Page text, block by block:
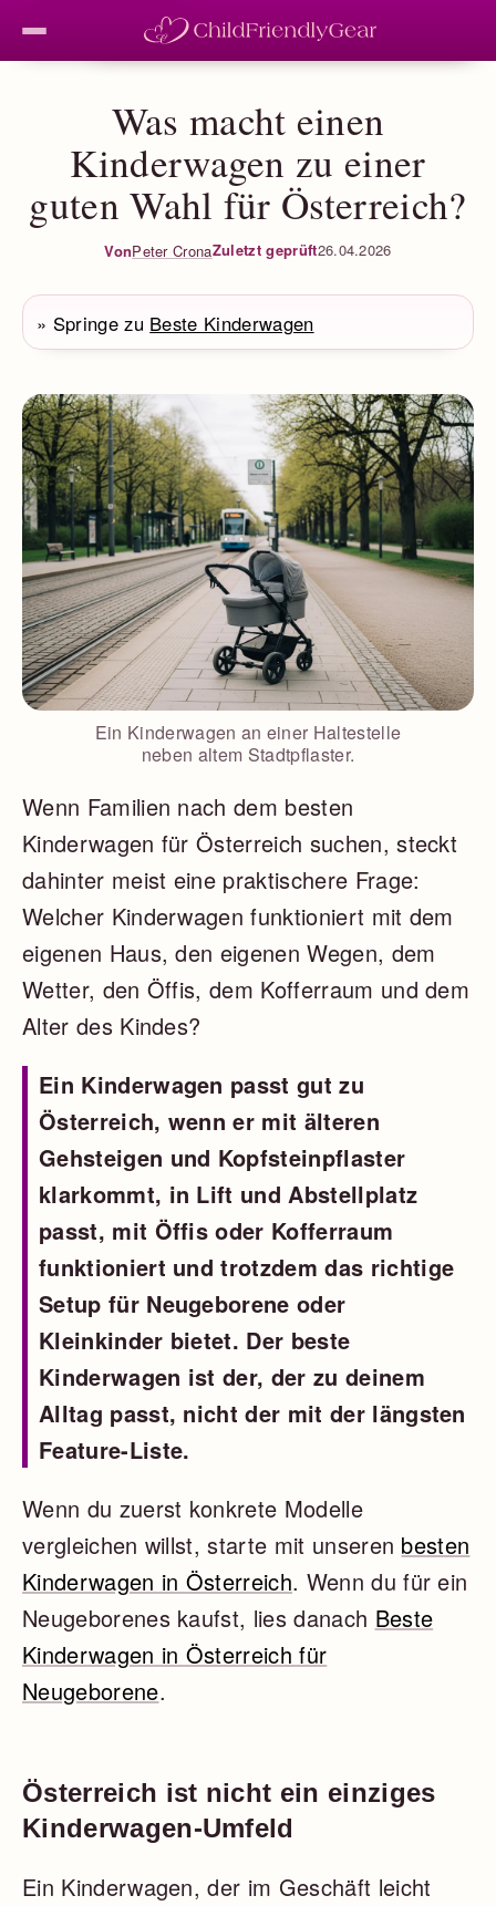
Was macht einen
Kinderwagen zu einer
guten Wahl für Österreich?
VonPeter CronaZuletzt geprüft26.04.2026
» Springe zu Beste Kinderwagen
Ein Kinderwagen an einer Haltestelle
neben altem Stadtpflaster.
Wenn Familien nach dem besten
Kinderwagen für Österreich suchen, steckt
dahinter meist eine praktischere Frage:
Welcher Kinderwagen funktioniert mit dem
eigenen Haus, den eigenen Wegen, dem
Wetter, den Öffis, dem Kofferraum und dem
Alter des Kindes?
Ein Kinderwagen passt gut zu
Österreich, wenn er mit älteren
Gehsteigen und Kopfsteinpflaster
klarkommt, in Lift und Abstellplatz
passt, mit Öffis oder Kofferraum
funktioniert und trotzdem das richtige
Setup für Neugeborene oder
Kleinkinder bietet. Der beste
Kinderwagen ist der, der zu deinem
Alltag passt, nicht der mit der längsten
Feature-Liste.
Wenn du zuerst konkrete Modelle
vergleichen willst, starte mit unseren besten
Kinderwagen in Österreich. Wenn du für ein
Neugeborenes kaufst, lies danach Beste
Kinderwagen in Österreich für
Neugeborene.
Österreich ist nicht ein einziges
Kinderwagen-Umfeld
Ein Kinderwagen, der im Geschäft leicht